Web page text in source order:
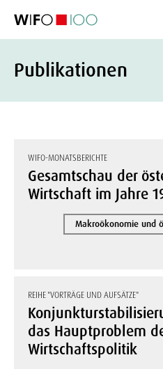
Publikationen
WIFO-MONATSBERICHTE
Gesamtschau der
Wirtschaft im Jahre
Makroökonomie und
REIHE "VORTRÄGE UND AUFSÄTZE"
das Hauptproblem
Wirtschaftspolitik